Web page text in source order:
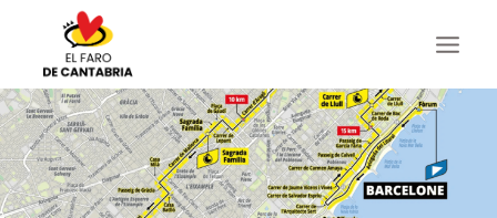
contenido